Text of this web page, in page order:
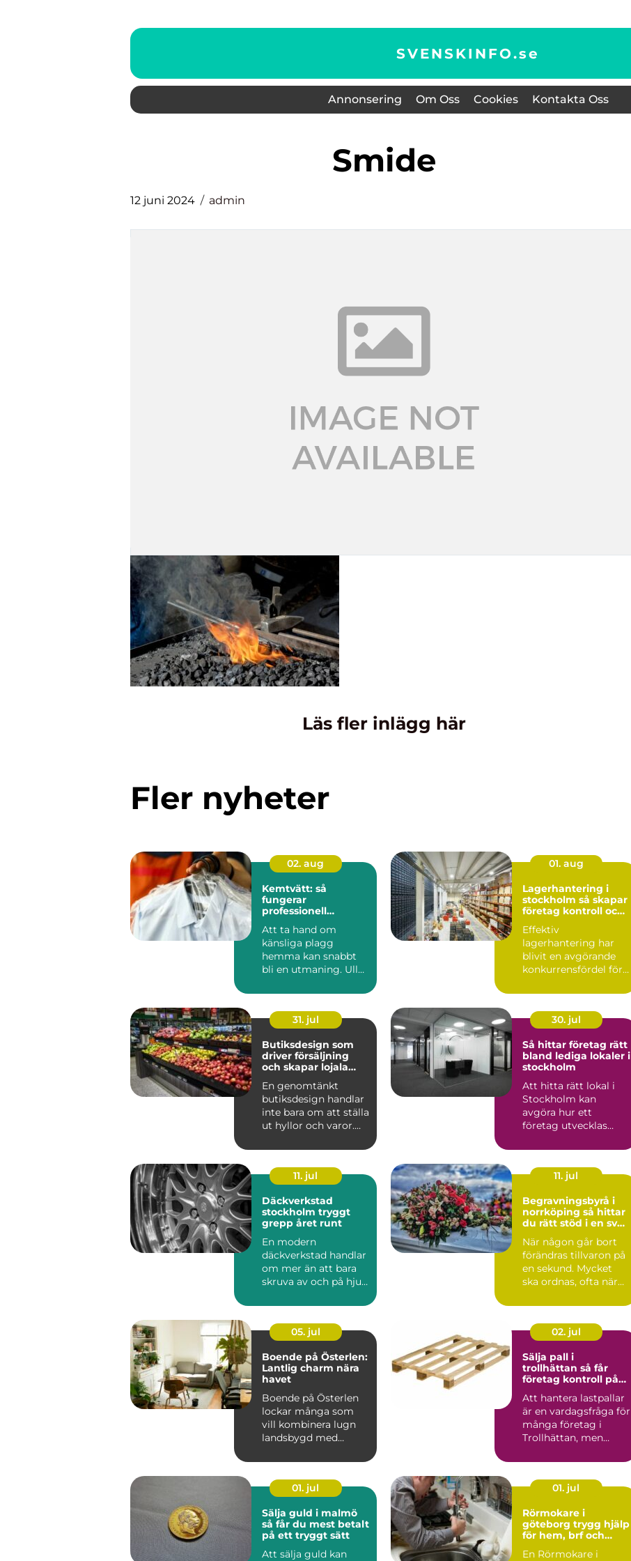
SVENSKINFO.se
Annonsering Om Oss Cookies Kontakta Oss
Smide
12 juni 2024 admin
Läs fler inlägg här
Fler nyheter
02. aug
Kemtvätt: så
fungerar
professionell
Att ta hand om
känsliga plagg
hemma kan snabbt
bli en utmaning. Ull
som tapp...
01. aug
Lagerhantering i
stockholm så skapar
företag kontroll och
Effektiv
lagerhantering har
blivit en avgörande
konkurrensfördel för
När varufl...
31. jul
Butiksdesign som
driver försäljning
och skapar lojala
En genomtänkt
butiksdesign handlar
inte bara om att ställa
ut hyllor och varor.
kun...
30. jul
Så hittar företag rätt
bland lediga lokaler i
stockholm
Att hitta rätt lokal i
Stockholm kan
avgöra hur ett
företag utvecklas
framåt. Läget p...
11. jul
Däckverkstad
stockholm tryggt
grepp året runt
En modern
däckverkstad handlar
om mer än att bara
skruva av och på hjul.
Stockholm är...
11. jul
Begravningsbyrå i
norrköping så hittar
du rätt stöd i en svår
När någon går bort
förändras tillvaron på
en sekund. Mycket
ska ordnas, ofta när
05. jul
Boende på Österlen:
Lantlig charm nära
havet
Boende på Österlen
lockar många som
vill kombinera lugn
landsbygd med
02. jul
Sälja pall i
trollhättan så får
företag kontroll på
Att hantera lastpallar
är en vardagsfråga för
många företag i
Trollhättan, men
me...
01. jul
Sälja guld i malmö
så får du mest betalt
på ett tryggt sätt
Att sälja guld kan
01. jul
Rörmokare i
göteborg trygg hjälp
för hem, brf och
En Rörmokare i